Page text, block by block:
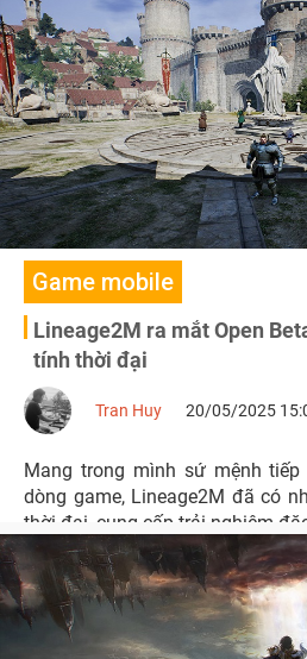
Game mobile
Lineage2M ra mắt Open
tính thời đại
Tran Huy 20/05/2025
Mang trong mình sứ mệnh
dòng game, Lineage2M đã có
thời đại, cung cấp trải nghiệm